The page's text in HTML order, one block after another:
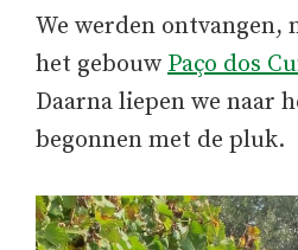
We werden ontvangen,
het gebouw Paço dos
Daarna liepen we naar
begonnen met de pluk.